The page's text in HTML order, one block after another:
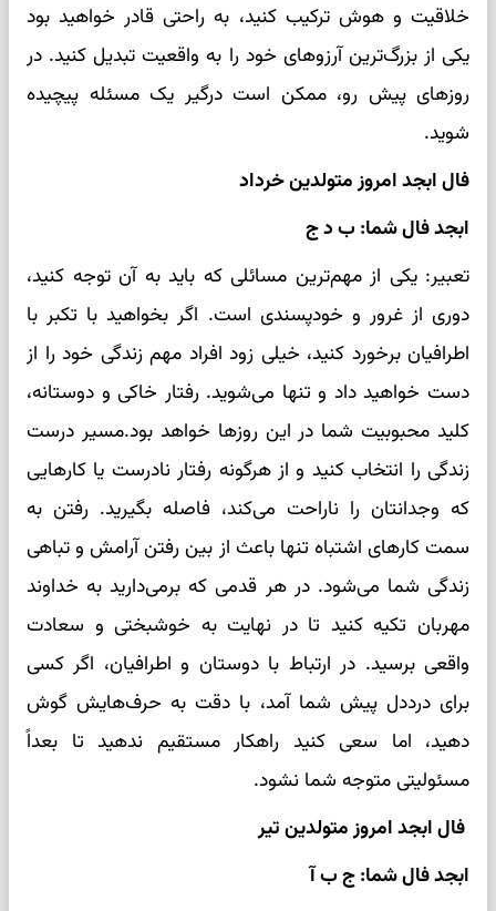
خلاقیت و هوش ترکیب کنید، به راحتی قادر خواهید بود
یکی از بزرگ‌ترین آرزوهای خود را به واقعیت تبدیل کنید. در
روزهای پیش رو، ممکن است درگیر یک مسئله پیچیده
شوید.
فال ابجد امروز متولدین خرداد
ابجد فال شما: ب د ج
تعبیر: یکی از مهم‌ترین مسائلی که باید به آن توجه کنید،
دوری از غرور و خودپسندی است. اگر بخواهید با تکبر با
اطرافیان برخورد کنید، خیلی زود افراد مهم زندگی خود را از
دست خواهید داد و تنها می‌شوید. رفتار خاکی و دوستانه،
کلید محبوبیت شما در این روزها خواهد بود.مسیر درست
زندگی را انتخاب کنید و از هرگونه رفتار نادرست یا کارهایی
که وجدانتان را ناراحت می‌کند، فاصله بگیرید. رفتن به
سمت کارهای اشتباه تنها باعث از بین رفتن آرامش و تباهی
زندگی شما می‌شود. در هر قدمی که برمی‌دارید به خداوند
مهربان تکیه کنید تا در نهایت به خوشبختی و سعادت
واقعی برسید. در ارتباط با دوستان و اطرافیان، اگر کسی
برای درددل پیش شما آمد، با دقت به حرف‌هایش گوش
دهید، اما سعی کنید راهکار مستقیم ندهید تا بعداً
مسئولیتی متوجه شما نشود.
فال ابجد امروز متولدین تیر
ابجد فال شما: ج ب آ